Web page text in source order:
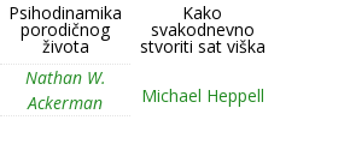
Psihodinamika
porodičnog
života
Nathan W.
Ackerman
Kako
svakodnevno
stvoriti sat viška
Michael Heppell